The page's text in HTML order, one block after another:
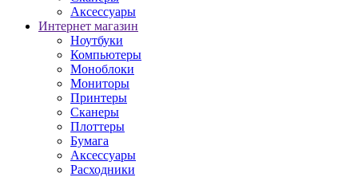
Аксессуары
Интернет магазин
Ноутбуки
Компьютеры
Моноблоки
Мониторы
Принтеры
Сканеры
Плоттеры
Бумага
Аксессуары
Расходники